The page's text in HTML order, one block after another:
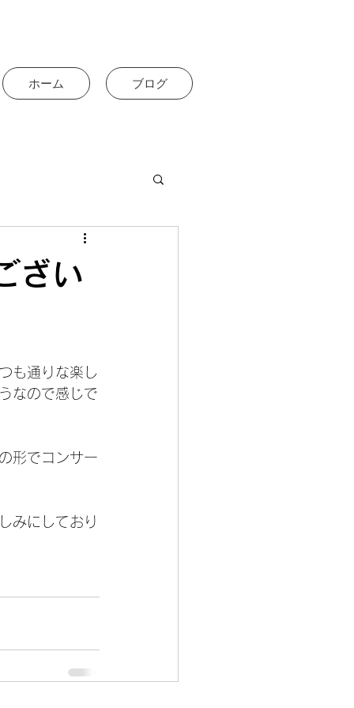
ホーム ブログ
ざい
も通りな楽し
なので感じで
形でコンサー
みにしており